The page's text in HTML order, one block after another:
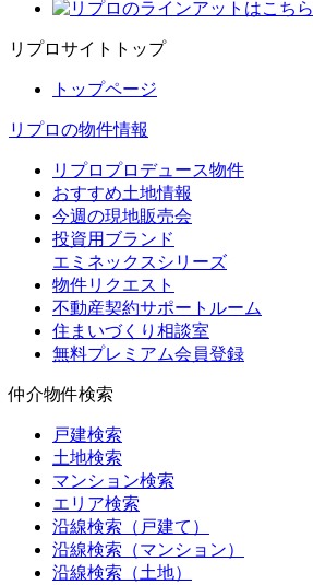
リプロサイトトップ
トップページ
リプロの物件情報
リプロプロデュース物件
おすすめ土地情報
今週の現地販売会
投資用ブランド
エミネックスシリーズ
物件リクエスト
不動産契約サポートルーム
住まいづくり相談室
無料プレミアム会員登録
仲介物件検索
戸建検索
土地検索
マンション検索
エリア検索
沿線検索（戸建て）
沿線検索（マンション）
沿線検索（土地）